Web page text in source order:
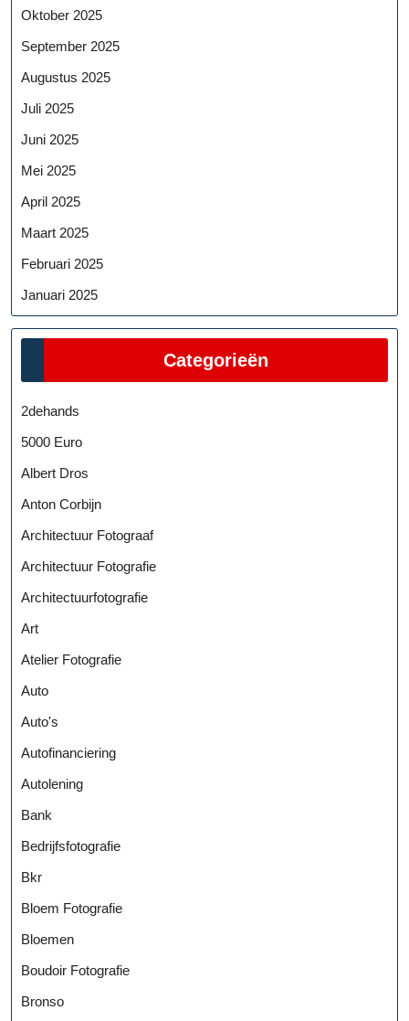
Oktober 2025
September 2025
Augustus 2025
Juli 2025
Juni 2025
Mei 2025
April 2025
Maart 2025
Februari 2025
Januari 2025
Categorieën
2dehands
5000 Euro
Albert Dros
Anton Corbijn
Architectuur Fotograaf
Architectuur Fotografie
Architectuurfotografie
Art
Atelier Fotografie
Auto
Auto's
Autofinanciering
Autolening
Bank
Bedrijfsfotografie
Bkr
Bloem Fotografie
Bloemen
Boudoir Fotografie
Bronso